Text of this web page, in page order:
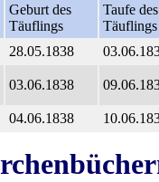
Geburt des
Täuflings
Taufe des
Täuflings
28.05.1838
03.06.1838
04.06.1838